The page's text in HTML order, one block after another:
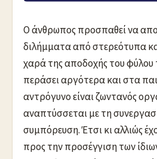
Ο άνθρωπος προσπαθεί να
διλήμματα από στερεότυπα
χαρά της αποδοχής του φύλου
περάσει αργότερα και στα
αντρόγυνο είναι ζωντανός
αναπτύσσεται με τη
συμπόρευση. Έτσι κι αλλιώς
προς την προσέγγιση των